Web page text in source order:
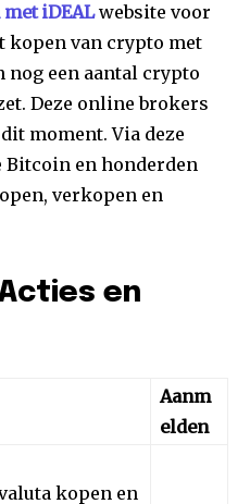
iDEALwebsite voor
kopen van crypto met
nog een aantal crypto
Deze online brokers
moment. Via deze
Bitcoin en honderden
verkopen en
en
Aanm
elden
kopen en